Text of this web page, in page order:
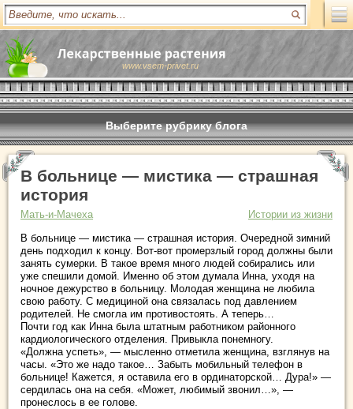
www.vsem-privet.ru
Выберите рубрику блога
В больнице — мистика — страшная
история
Мать-и-Мачеха
Истории из жизни
В больнице — мистика — страшная история. Очередной зимний
день подходил к концу. Вот-вот промерзлый город должны были
занять сумерки. В такое время много людей собирались или
уже спешили домой. Именно об этом думала Инна, уходя на
ночное дежурство в больницу. Молодая женщина не любила
свою работу. С медициной она связалась под давлением
родителей. Не смогла им противостоять. А теперь…
Почти год как Инна была штатным работником районного
кардиологического отделения. Привыкла понемногу.
«Должна успеть», — мысленно отметила женщина, взглянув на
часы. «Это же надо такое… Забыть мобильный телефон в
больнице! Кажется, я оставила его в ординаторской… Дура!» —
сердилась она на себя. «Может, любимый звонил…», —
пронеслось в ее голове.